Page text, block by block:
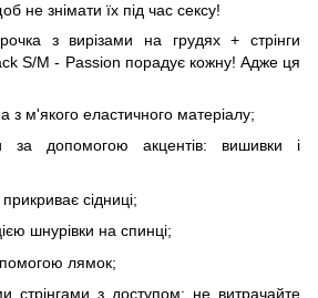
не знімати їх під час сексу!
з вирізами на грудях + стрінги
S/M - Passion порадує кожну! Адже ця
з м'якого еластичного матеріалу;
за допомогою акцентів: вишивки і
сідниці;
шнурівки на спинці;
лямок;
стрінгами з доступом: не витрачайте